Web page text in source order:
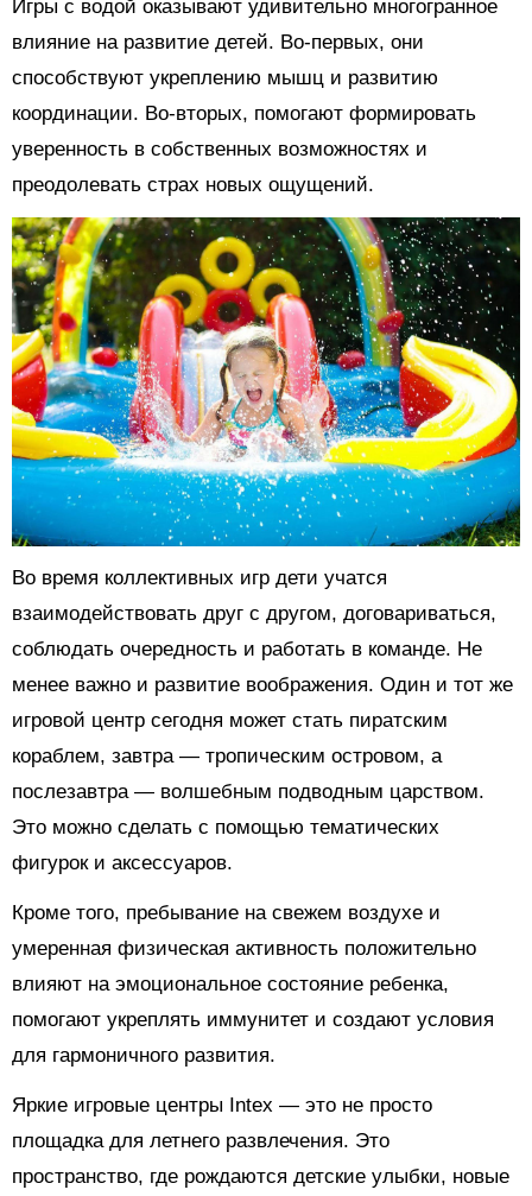
Игры с водой оказывают удивительно многогранное
влияние на развитие детей. Во-первых, они
способствуют укреплению мышц и развитию
координации. Во-вторых, помогают формировать
уверенность в собственных возможностях и
преодолевать страх новых ощущений.
Во время коллективных игр дети учатся
взаимодействовать друг с другом, договариваться,
соблюдать очередность и работать в команде. Не
менее важно и развитие воображения. Один и тот же
игровой центр сегодня может стать пиратским
кораблем, завтра — тропическим островом, а
послезавтра — волшебным подводным царством.
Это можно сделать с помощью тематических
фигурок и аксессуаров.
Кроме того, пребывание на свежем воздухе и
умеренная физическая активность положительно
влияют на эмоциональное состояние ребенка,
помогают укреплять иммунитет и создают условия
для гармоничного развития.
Яркие игровые центры Intex — это не просто
площадка для летнего развлечения. Это
пространство, где рождаются детские улыбки, новые